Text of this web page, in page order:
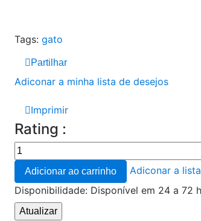
Tags: gato
Partilhar
Adiconar a minha lista de desejos
Imprimir
Rating :
Adicionar ao carrinho
Adiconar a
Disponibilidade: Disponível em 24 a 72